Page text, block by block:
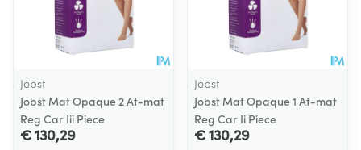
Jobst
Jobst Mat Opaque 2 At-mat
Reg Car Iii Piece
€ 130,29
Jobst
Jobst Mat Opaque 1 At-mat
Reg Car Ii Piece
€ 130,29